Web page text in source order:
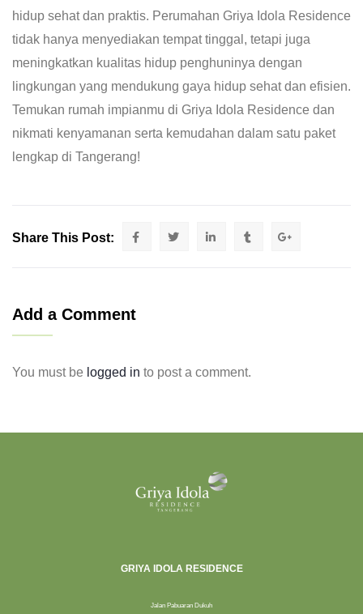
hidup sehat dan praktis. Perumahan Griya Idola Residence
tidak hanya menyediakan tempat tinggal, tetapi juga
meningkatkan kualitas hidup penghuninya dengan
lingkungan yang mendukung gaya hidup sehat dan efisien.
Temukan rumah impianmu di Griya Idola Residence dan
nikmati kenyamanan serta kemudahan dalam satu paket
lengkap di Tangerang!
Share This Post:
Add a Comment
You must be logged in to post a comment.
GRIYA IDOLA RESIDENCE
Jalan Pabuaran Dukuh